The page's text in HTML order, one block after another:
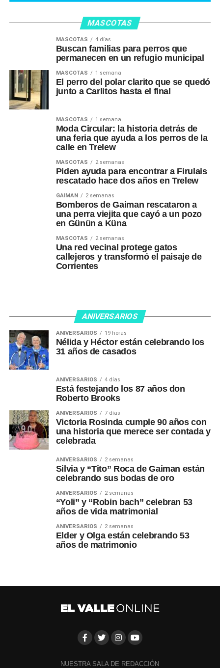
MASCOTAS
MASCOTAS 4 días
Buscan familias para perros que
permanecen en un refugio municipal
MASCOTAS 1 semana
El perro del polar clarito que se quedó
junto a Carlitos hasta el final
MASCOTAS 1 semana
Moda Circular: la historia detrás de
una feria que ayuda a los perros de la
calle en Trelew
MASCOTAS 2 semanas
Piden ayuda para encontrar a Firulais
rescatado hace dos años en Trelew
GAIMAN 2 semanas
Bomberos de Gaiman rescataron a
una perra viejita que cayó a un pozo
en Günün a Küna
MASCOTAS 2 semanas
Una red vecinal protege gatos
callejeros y transformó el paisaje de
Corrientes
ANIVERSARIOS
ANIVERSARIOS 19 horas
Nélida y Héctor están celebrando los
31 años de casados
ANIVERSARIOS 4 días
Está festejando los 87 años don
Roberto Brooks
ANIVERSARIOS 7 días
Victoria Rosinda cumple 90 años con
una historia que merece ser contada y
celebrada
ANIVERSARIOS 2 semanas
Silvia y “Tito” Roca de Gaiman están
celebrando sus bodas de oro
ANIVERSARIOS 2 semanas
“Yoli” y “Robin bach” celebran 53
años de vida matrimonial
ANIVERSARIOS 2 semanas
Elder y Olga están celebrando 53
años de matrimonio
NUESTRA SALA DE REDACCIÓN